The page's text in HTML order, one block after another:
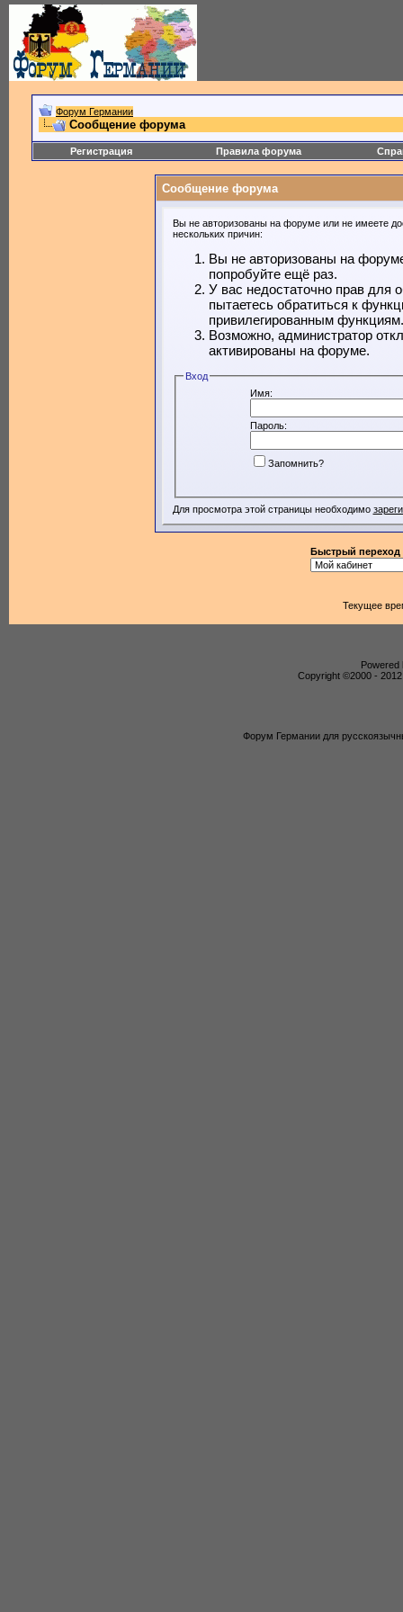
Форум Германии
Сообщение форума
Регистрация Правила форума
Сообщение форума
Вы не авторизованы на форуме или не имеете
нескольких причин:
Вы не авторизованы на
попробуйте ещё раз.
У вас недостаточно прав для
пытаетесь обратиться к
привилегированным функциям.
Возможно, администратор
активированы на форуме.
Вход
Имя:
Пароль:
Запомнить?
Для просмотра этой страницы необходимо
Быстрый переход
Текущее
Powered
Copyright ©2000 -
Форум Германии для